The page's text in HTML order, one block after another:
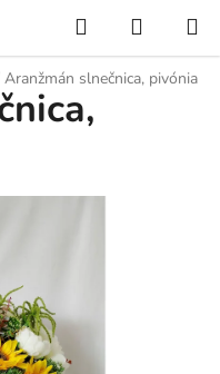
Hľadať
KOŠÍK
Aranžmán slnečnica, pivónia